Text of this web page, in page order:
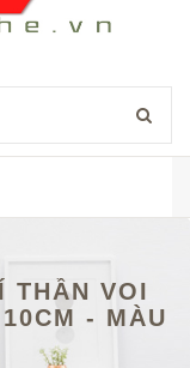
THẦN VOI
- MÀU